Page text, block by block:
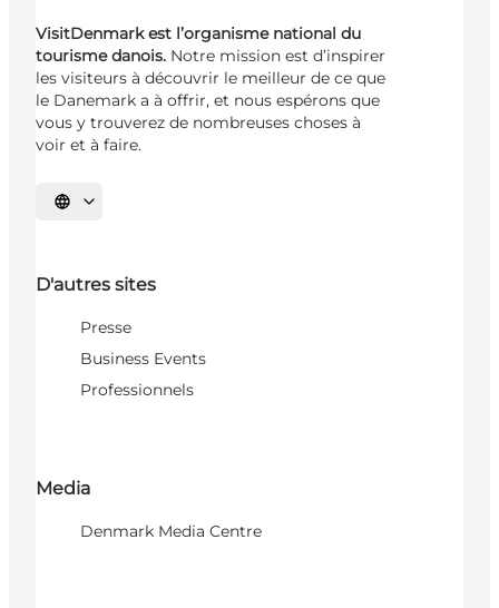
VisitDenmark est l’organisme national du
tourisme danois. Notre mission est d’inspirer
les visiteurs à découvrir le meilleur de ce que
le Danemark a à offrir, et nous espérons que
vous y trouverez de nombreuses choses à
voir et à faire.
Choisissez la langue
D'autres sites
Presse
Business Events
Professionnels
Media
Denmark Media Centre